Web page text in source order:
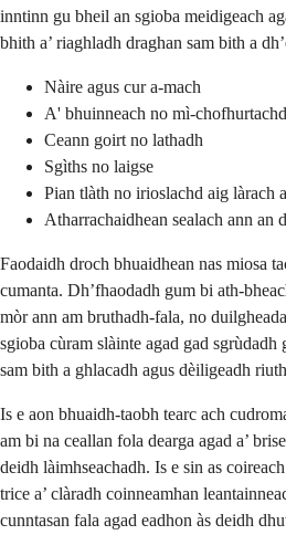
inntinn gu bheil an sgioba meidigeach
bhith a’ riaghladh draghan sam bith a
Nàire agus cur a-mach
A' bhuinneach no mì-
Ceann goirt no lathadh
Sgìths no laigse
Pian tlàth no irioslachd aig làrach
Atharrachaidhean sealach ann an
Faodaidh droch bhuaidhean nas miosa
cumanta. Dh’fhaodadh gum bi ath-
mòr ann am bruthadh-fala, no
sgioba cùram slàinte agad gad sgrùdadh
sam bith a ghlacadh agus dèiligeadh
Is e aon bhuaidh-taobh tearc ach
am bi na ceallan fola dearga agad a’
deidh làimhseachadh. Is e sin as
trice a’ clàradh coinneamhan
cunntasan fala agad eadhon às deidh